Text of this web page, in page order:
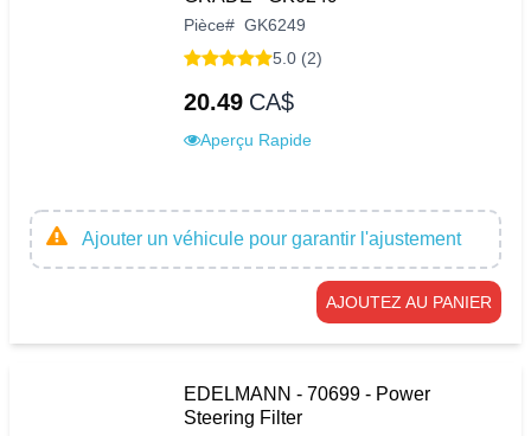
Pièce# GK6249
5.0 (2)
20.49 CA$
Aperçu Rapide
Ajouter un véhicule pour garantir l'ajustement
AJOUTEZ AU PANIER
EDELMANN - 70699 - Power
Steering Filter